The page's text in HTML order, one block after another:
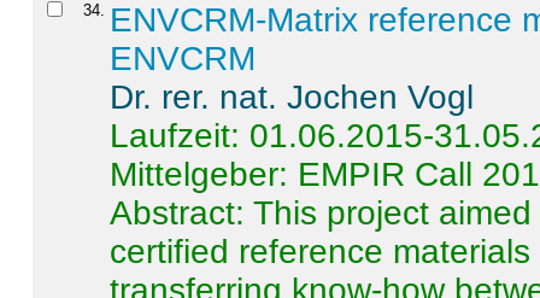
34. ENVCRM-Matrix reference
ENVCRM
Dr. rer. nat. Jochen Vogl
Laufzeit: 01.06.2015-
Mittelgeber: EMPIR Call
Abstract:This project
certified reference
transferring know-how